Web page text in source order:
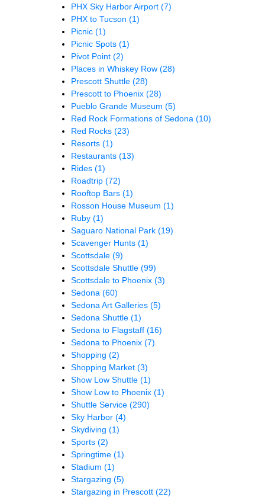
PHX Sky Harbor Airport (7)
PHX to Tucson (1)
Picnic (1)
Picnic Spots (1)
Pivot Point (2)
Places in Whiskey Row (28)
Prescott Shuttle (28)
Prescott to Phoenix (28)
Pueblo Grande Museum (5)
Red Rock Formations of Sedona (10)
Red Rocks (23)
Resorts (1)
Restaurants (13)
Rides (1)
Roadtrip (72)
Rooftop Bars (1)
Rosson House Museum (1)
Ruby (1)
Saguaro National Park (19)
Scavenger Hunts (1)
Scottsdale (9)
Scottsdale Shuttle (99)
Scottsdale to Phoenix (3)
Sedona (60)
Sedona Art Galleries (5)
Sedona Shuttle (1)
Sedona to Flagstaff (16)
Sedona to Phoenix (7)
Shopping (2)
Shopping Market (3)
Show Low Shuttle (1)
Show Low to Phoenix (1)
Shuttle Service (290)
Sky Harbor (4)
Skydiving (1)
Sports (2)
Springtime (1)
Stadium (1)
Stargazing (5)
Stargazing in Prescott (22)